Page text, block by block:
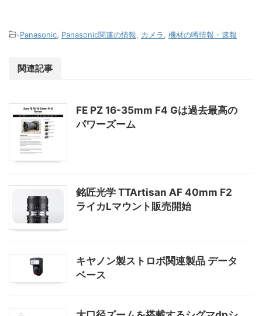
-Panasonic Panasonic関連の情報 カメラ 機材の噂情報・速報
関連記事
FE PZ 16-35mm F4 Gは過去最高の
パワーズーム
銘匠光学 TTArtisan AF 40mm F2
ライカLマウント販売開始
キヤノン製ストロボ関連製品 データ
ベース